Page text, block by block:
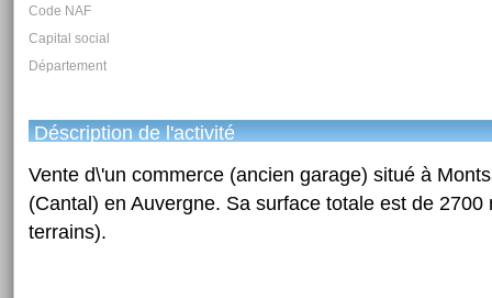
Code NAF
Capital social
Département
Déscription de l'activité
Vente d\'un commerce (ancien garage) situé à
(Cantal) en Auvergne. Sa surface totale est de 2700
terrains).